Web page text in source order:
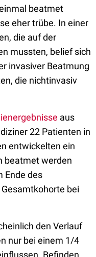
beatmet
eher trübe. In einer
die auf der
mussten, belief sich
invasiver Beatmung
die nichtinvasiv
aus
22 Patienten in
entwickelten ein
beatmet werden
Ende des
bei
den Verlauf
nur bei einem 1/4
Befinden